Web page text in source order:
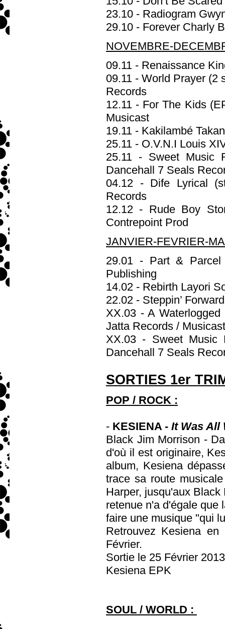
23.10 - Radiogram
29.10 - Forever Charly
NOVEMBRE-
09.11 - Renaissance
09.11 - World Prayer (2
Records
12.11 - For The Kids
Musicast
19.11 - Kakilambé
25.11 - O.V.N.I Louis
25.11 - Sweet Music
Dancehall 7 Seals
04.12 - Dife Lyrical
Records
12.12 - Rude Boy
Contrepoint Prod
JANVIER-FEVRIER-
29.01 - Part &
Publishing
14.02 - Rebirth Layori
22.02 - Steppin’
XX.03 - A
Jatta Records / Musicast
XX.03 - Sweet Music
Dancehall 7 Seals
SORTIES 1er
POP / ROCK :
- KESIENA - It Was All
Black Jim Morrison -
d'où il est originaire,
album, Kesiena
trace sa route
Harper, jusqu'aux
retenue n'a d'égale que
faire une musique "qui
Retrouvez Kesiena
Février.
Sortie le 25 Février
Kesiena EPK
SOUL / WORLD :